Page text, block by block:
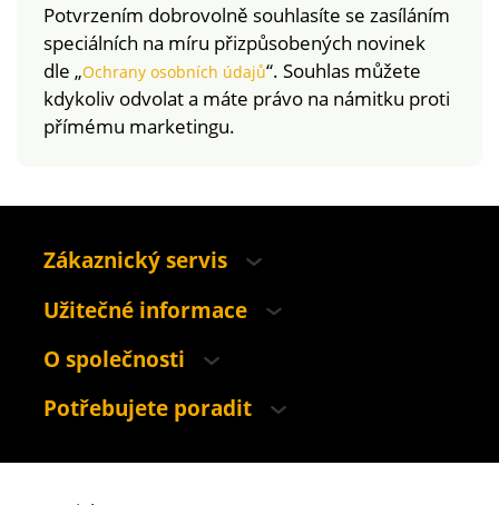
Potvrzením dobrovolně souhlasíte se zasíláním
speciálních na míru přizpůsobených novinek
dle „Ochrany osobních údajů“. Souhlas můžete
kdykoliv odvolat a máte právo na námitku proti
přímému marketingu.
Zákaznický servis
Užitečné informace
O společnosti
Potřebujete poradit